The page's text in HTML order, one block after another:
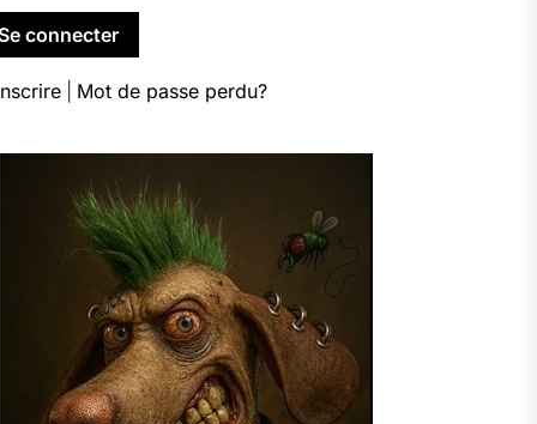
Mot de passe perdu?